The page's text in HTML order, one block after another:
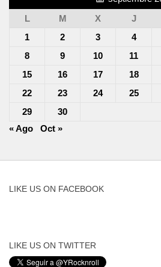
L
M X J
1
2 3 4
8
9 10 11
15
16 17 18
22
23 24 25
29
30
« Ago
Oct »
LIKE US ON FACEBOOK
LIKE US ON TWITTER